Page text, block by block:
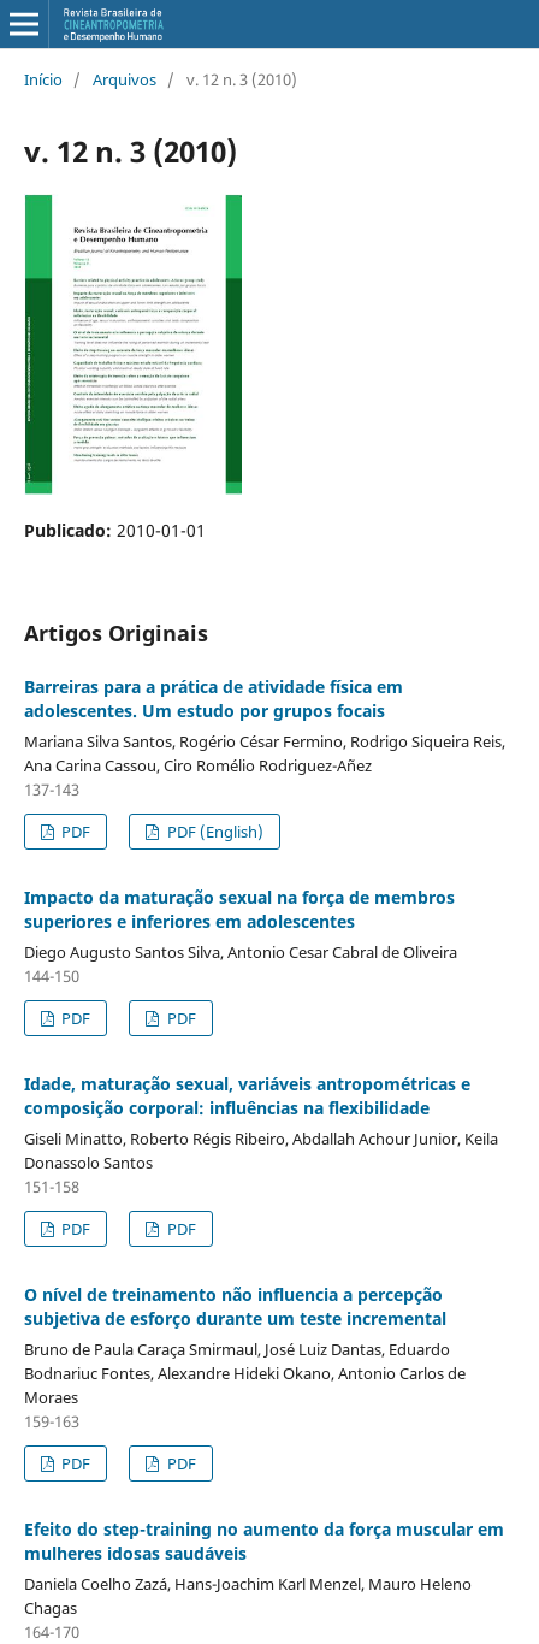
Início / Arquivos / v. 12 n. 3 (2010)
v. 12 n. 3 (2010)
Publicado: 2010-01-01
Artigos Originais
Barreiras para a prática de atividade física em
adolescentes. Um estudo por grupos focais
Mariana Silva Santos, Rogério César Fermino, Rodrigo Siqueira Reis,
Ana Carina Cassou, Ciro Romélio Rodriguez-Añez
137-143
PDF
PDF (English)
Impacto da maturação sexual na força de membros
superiores e inferiores em adolescentes
Diego Augusto Santos Silva, Antonio Cesar Cabral de Oliveira
144-150
PDF
PDF
Idade, maturação sexual, variáveis antropométricas e
composição corporal: influências na flexibilidade
Giseli Minatto, Roberto Régis Ribeiro, Abdallah Achour Junior, Keila
Donassolo Santos
151-158
PDF
PDF
O nível de treinamento não influencia a percepção
subjetiva de esforço durante um teste incremental
Bruno de Paula Caraça Smirmaul, José Luiz Dantas, Eduardo
Bodnariuc Fontes, Alexandre Hideki Okano, Antonio Carlos de
Moraes
159-163
PDF
PDF
Efeito do step-training no aumento da força muscular em
mulheres idosas saudáveis
Daniela Coelho Zazá, Hans-Joachim Karl Menzel, Mauro Heleno
Chagas
164-170